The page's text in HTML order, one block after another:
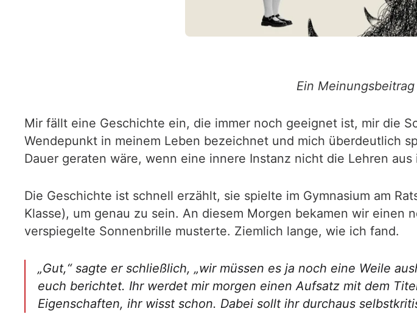
Ein
Mir fällt eine Geschichte ein, die immer noch geeignet ist, mir die
Wendepunkt in meinem Leben bezeichnet und mich überdeutlich
Dauer geraten wäre, wenn eine innere Instanz nicht die Lehren
Die Geschichte ist schnell erzählt, sie spielte im Gymnasium am
Klasse), um genau zu sein. An diesem Morgen bekamen wir einen
verspiegelte Sonnenbrille musterte. Ziemlich lange, wie ich fand.
„Gut,“ sagte er schließlich, „wir müssen es ja noch eine Weile
euch berichtet. Ihr werdet mir morgen einen Aufsatz mit dem
Eigenschaften, ihr wisst schon. Dabei sollt ihr durchaus